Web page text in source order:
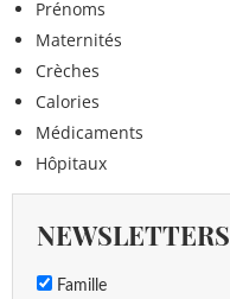
Prénoms
Maternités
Crèches
Calories
Médicaments
Hôpitaux
NEWSLETTERS
Famille